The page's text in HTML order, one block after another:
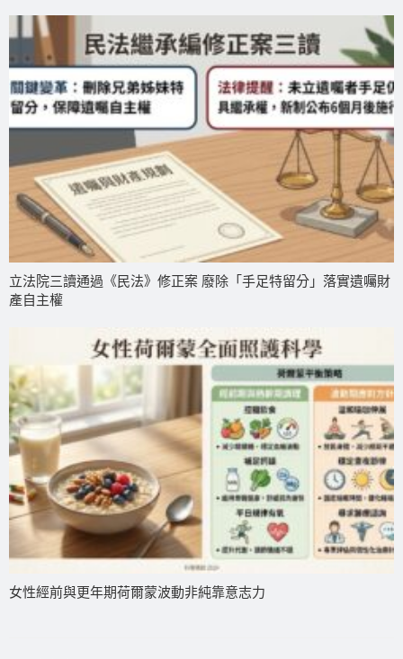
立法院三讀通過《民法》修正案 廢除「手足特留分」落實遺囑財
產自主權
女性經前與更年期荷爾蒙波動非純靠意志力